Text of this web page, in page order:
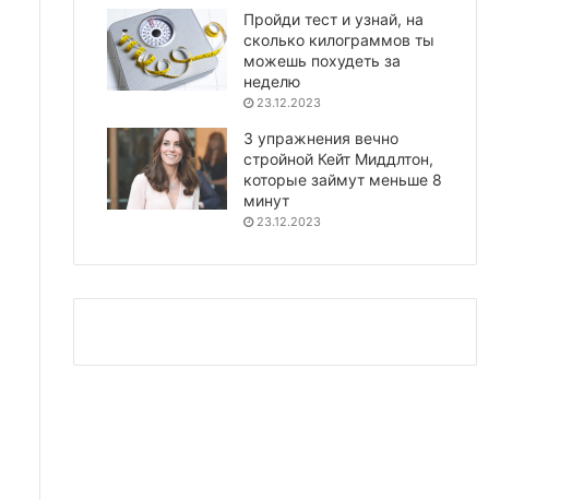
Пройди тест и узнай, на
сколько килограммов ты
можешь похудеть за
неделю
23.12.2023
3 упражнения вечно
стройной Кейт Миддлтон,
которые займут меньше 8
минут
23.12.2023